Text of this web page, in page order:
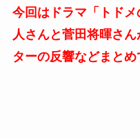
今回はドラマ「トド
人さんと菅田将暉さ
ターの反響などまとめ